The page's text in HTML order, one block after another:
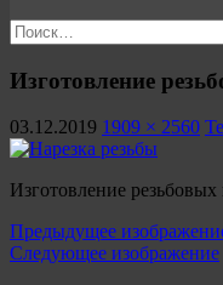
Найти:
Изготовление
03.12.2019 1909 × 2560
Изготовление
Предыдущее
Следующее изображение